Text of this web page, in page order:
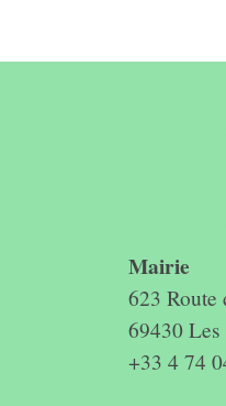
Mairie
623 Route
69430
+33 4 74